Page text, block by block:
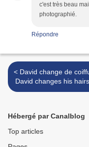
c'est très beau
photographié.
Répondre
< David change de coiffure !
David changes his
!
Hébergé par Canalblog
Top articles